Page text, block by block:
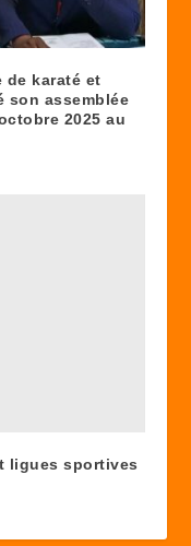
de karaté et
son assemblée
2025 au
ligues sportives